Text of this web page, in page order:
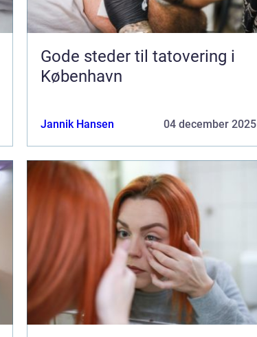
Gode steder til tatovering i
København
Jannik Hansen 04 december 2025